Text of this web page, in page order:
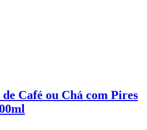
Café ou Chá com Pires